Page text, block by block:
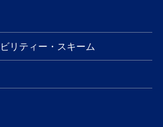
リティー・スキーム